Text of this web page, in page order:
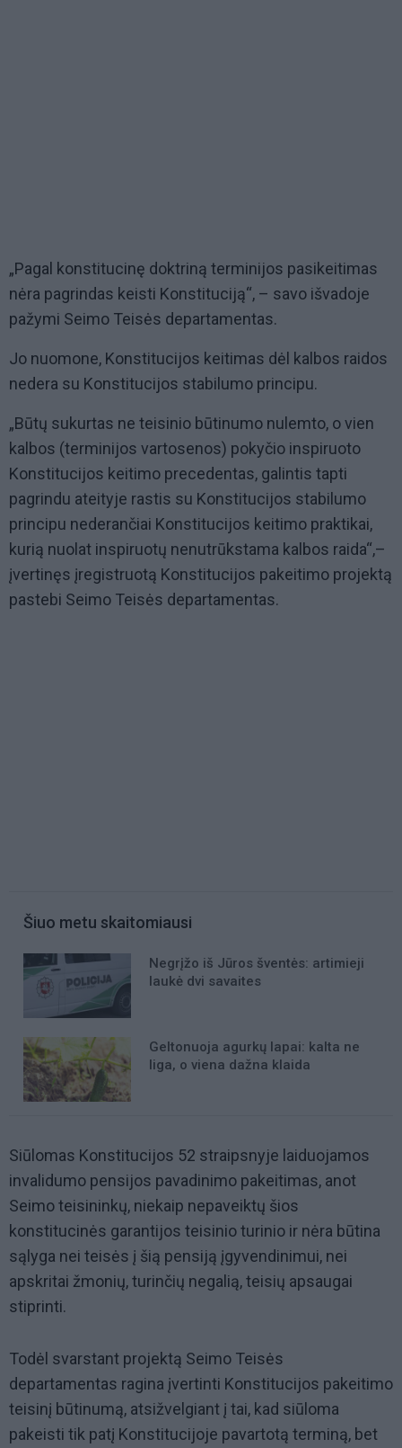
„Pagal konstitucinę doktriną terminijos pasikeitimas
nėra pagrindas keisti Konstituciją“, – savo išvadoje
pažymi Seimo Teisės departamentas.
Jo nuomone, Konstitucijos keitimas dėl kalbos raidos
nedera su Konstitucijos stabilumo principu.
„Būtų sukurtas ne teisinio būtinumo nulemto, o vien
kalbos (terminijos vartosenos) pokyčio inspiruoto
Konstitucijos keitimo precedentas, galintis tapti
pagrindu ateityje rastis su Konstitucijos stabilumo
principu nederančiai Konstitucijos keitimo praktikai,
kurią nuolat inspiruotų nenutrūkstama kalbos raida“,–
įvertinęs įregistruotą Konstitucijos pakeitimo projektą
pastebi Seimo Teisės departamentas.
Šiuo metu skaitomiausi
Negrįžo iš Jūros šventės: artimieji
laukė dvi savaites
Geltonuoja agurkų lapai: kalta ne
liga, o viena dažna klaida
Siūlomas Konstitucijos 52 straipsnyje laiduojamos
invalidumo pensijos pavadinimo pakeitimas, anot
Seimo teisininkų, niekaip nepaveiktų šios
konstitucinės garantijos teisinio turinio ir nėra būtina
sąlyga nei teisės į šią pensiją įgyvendinimui, nei
apskritai žmonių, turinčių negalią, teisių apsaugai
stiprinti.
Todėl svarstant projektą Seimo Teisės
departamentas ragina įvertinti Konstitucijos pakeitimo
teisinį būtinumą, atsižvelgiant į tai, kad siūloma
pakeisti tik patį Konstitucijoje pavartotą terminą, bet